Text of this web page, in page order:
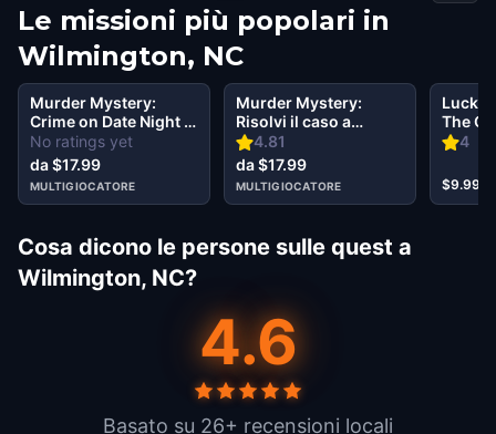
Le missioni più popolari in
Wilmington, NC
No ratings yet
Murder Mystery:
Crime on Date Night in
Historic District,
Wilmington, NC
da $17.99
MULTIGIOCATORE
4.81
Murder Mystery:
Risolvi il caso a
Wilmington, NC
da $17.99
MULTIGIOCATORE
4
Lucky
The
in
$9.99
Cosa dicono le persone sulle quest a
Wilmington, NC?
4.6
Basato su 26+ recensioni locali